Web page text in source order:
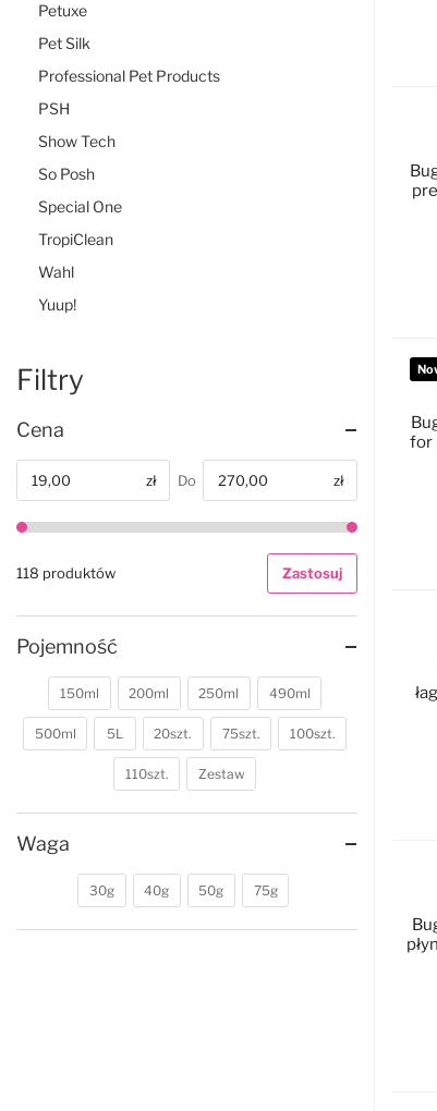
Petuxe
Pet Silk
Professional Pet Products
PSH
Show Tech
So Posh
Special One
TropiClean
Wahl
Yuup!
Filtry
Cena
Od zł Do zł
118 produktów Zastosuj
Pojemność
150ml 200ml 250ml 490ml
500ml 5L 20szt. 75szt. 100szt.
110szt. Zestaw
Waga
30g 40g 50g 75g
for